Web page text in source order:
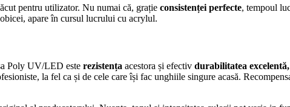
pentru utilizator. Nu numai că, grație consistenței perfecte, tempoul
apare în cursul lucrului cu acrylul.
Poly UV/LED este rezistența acestora și efectiv durabilitatea excelentă,
la fel ca și de cele care își fac unghiile singure acasă.